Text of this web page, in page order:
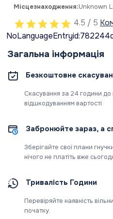
Місцезнаходження:Unknown
4.5 / 5
Загальна інформація
Безкоштовне
Скасування за 24 години
відшкодуванням вартості
Забронюйте зараз, а
Зберігайте свої плани
нічого не платіть вже
Тривалість Години
Перевіряйте наявність
початку.